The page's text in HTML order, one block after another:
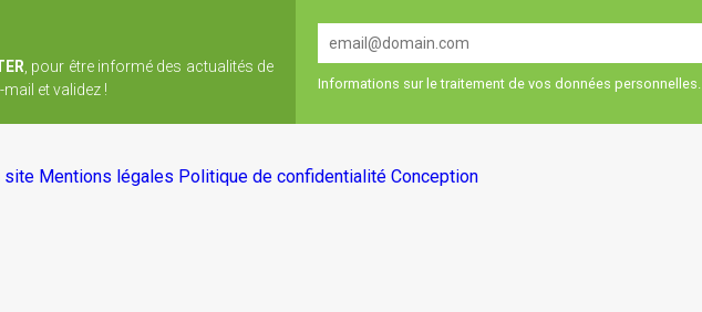
, pour être informé des actualités de
et validez !
Informations sur le traitement de vos données personnelles.
site Mentions légales Politique de confidentialité Conception